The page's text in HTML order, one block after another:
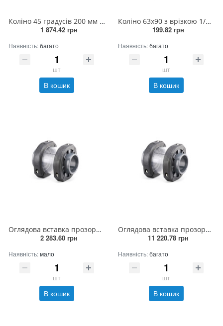
Коліно 45 градусів 200 мм (2штук/ящик)
1 874.42 грн
Наявність:багато
шт
В кошик
Коліно 63х90 з врізкою 1/2 РВ прямо
199.82 грн
Наявність:багато
шт
В кошик
Оглядова вставка прозора 63 мм
2 283.60 грн
Наявність:мало
шт
В кошик
Оглядова вставка прозора 200 мм
11 220.78 грн
Наявність:багато
шт
В кошик